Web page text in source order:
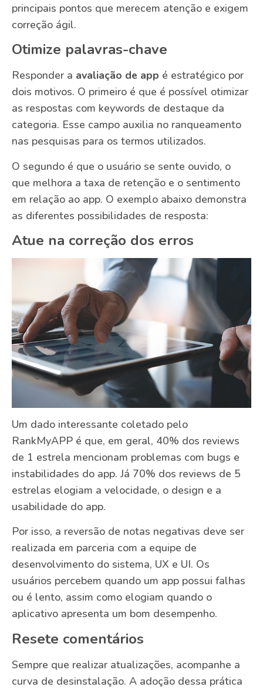
principais pontos que merecem atenção e exigem
correção ágil.
Otimize palavras-chave
Responder a avaliação de app é estratégico por
dois motivos. O primeiro é que é possível otimizar
as respostas com keywords de destaque da
categoria. Esse campo auxilia no ranqueamento
nas pesquisas para os termos utilizados.
O segundo é que o usuário se sente ouvido, o
que melhora a taxa de retenção e o sentimento
em relação ao app. O exemplo abaixo demonstra
as diferentes possibilidades de resposta:
Atue na correção dos erros
Um dado interessante coletado pelo
RankMyAPP é que, em geral, 40% dos reviews
de 1 estrela mencionam problemas com bugs e
instabilidades do app. Já 70% dos reviews de 5
estrelas elogiam a velocidade, o design e a
usabilidade do app.
Por isso, a reversão de notas negativas deve ser
realizada em parceria com a equipe de
desenvolvimento do sistema, UX e UI. Os
usuários percebem quando um app possui falhas
ou é lento, assim como elogiam quando o
aplicativo apresenta um bom desempenho.
Resete comentários
Sempre que realizar atualizações, acompanhe a
curva de desinstalação. A adoção dessa prática